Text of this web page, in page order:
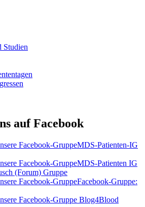
Studien
auf Facebook
MDS-Patienten-IG
MDS-Patienten IG
(Forum) Gruppe
Facebook-Gruppe: